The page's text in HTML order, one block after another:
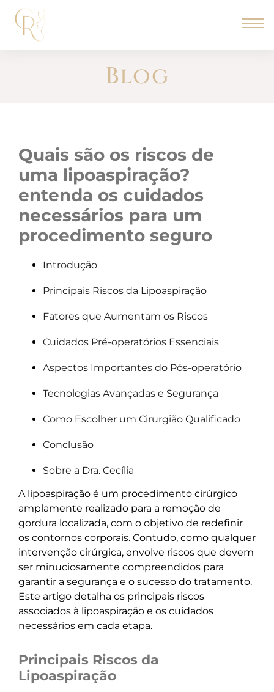
Blog
quais são os riscos de
uma lipoaspiração?
entenda os cuidados
necessários para um
procedimento seguro
Introdução
Principais Riscos da Lipoaspiração
Fatores que Aumentam os Riscos
Cuidados Pré-operatórios Essenciais
Aspectos Importantes do Pós-operatório
Tecnologias Avançadas e Segurança
Como Escolher um Cirurgião Qualificado
Conclusão
Sobre a Dra. Cecília
A lipoaspiração é um procedimento cirúrgico
amplamente realizado para a remoção de
gordura localizada, com o objetivo de redefinir
os contornos corporais. Contudo, como qualquer
intervenção cirúrgica, envolve riscos que devem
ser minuciosamente compreendidos para
garantir a segurança e o sucesso do tratamento.
Este artigo detalha os principais riscos
associados à lipoaspiração e os cuidados
necessários em cada etapa.
Principais Riscos da
Lipoaspiração